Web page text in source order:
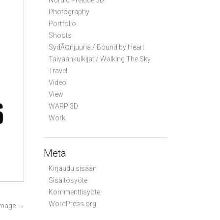
→
Photography
Portfolio
Shoots
SydÃ¤njuuria / Bound by Heart
Taivaankulkijat / Walking The Sky
Travel
Video
View
WARP 3D
Work
Meta
Kirjaudu sisään
Sisältösyöte
Kommenttisyöte
WordPress.org